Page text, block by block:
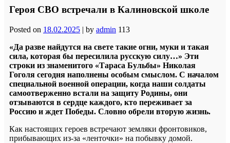
Героя СВО встречали в Калиновской школе
Posted on 18.02.2025 | by admin 113
«Да разве найдутся на свете такие огни, муки и такая
сила, которая бы пересилила русскую силу…» Эти
строки из знаменитого «Тараса Бульбы» Николая
Гоголя сегодня наполнены особым смыслом. С началом
специальной военной операции, когда наши солдаты
самоотверженно встали на защиту Родины, они
отзываются в сердце каждого, кто переживает за
Россию и ждет Победы. Словно обрели вторую жизнь.
Как настоящих героев встречают земляки фронтовиков,
прибывающих из-за «ленточки» на побывку домой.